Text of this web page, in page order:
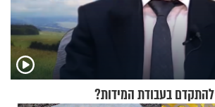
בעבודת המידות?